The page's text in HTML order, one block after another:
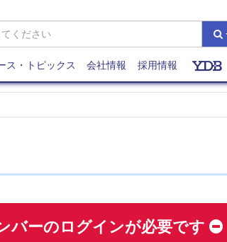
ス・トピックス 会社情報 採用情報
バーのログインが必要です